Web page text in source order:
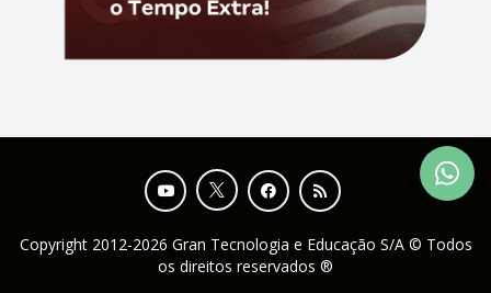
Copyright 2012-2026 Gran Tecnologia e Educação S/A © Todos
os direitos reservados ®